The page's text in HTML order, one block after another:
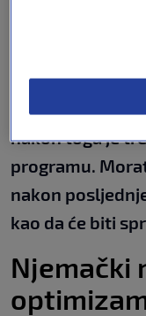
"Haris
jučer nakon što
nakon toga je
programu.
nakon
kao da će biti
Njemački